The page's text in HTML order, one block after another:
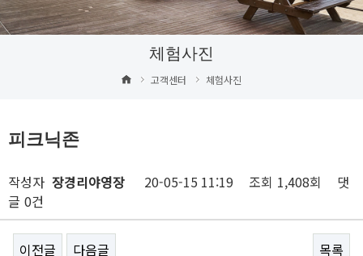
체험사진
고객센터 체험사진
피크닉존
작성자 장경리야영장 20-05-15 11:19 조회 1,408회
댓
글 0건
이전글 다음글 목록